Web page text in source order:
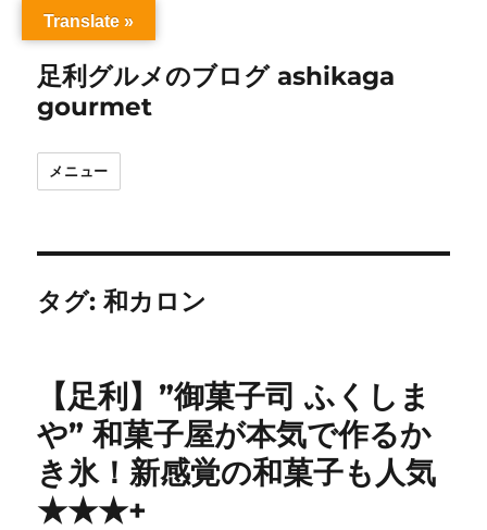
足利グルメのブログ ashikaga
gourmet
メニュー
タグ:和カロン
【足利】”御菓子司 ふくしま
や” 和菓子屋が本気で作るか
き氷！新感覚の和菓子も人気
★★★+
Translate »